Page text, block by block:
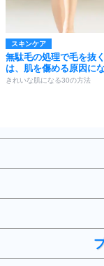
スキンケア
無駄毛の処理で毛を抜
は、肌を傷める原因にな
きれいな肌になる30の方法